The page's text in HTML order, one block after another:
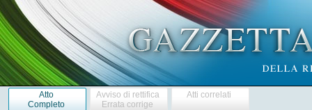
Atto
Completo
Avviso di rettifica
Errata corrige
Atti correlati